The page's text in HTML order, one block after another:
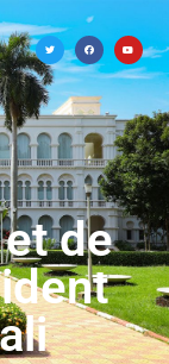
de